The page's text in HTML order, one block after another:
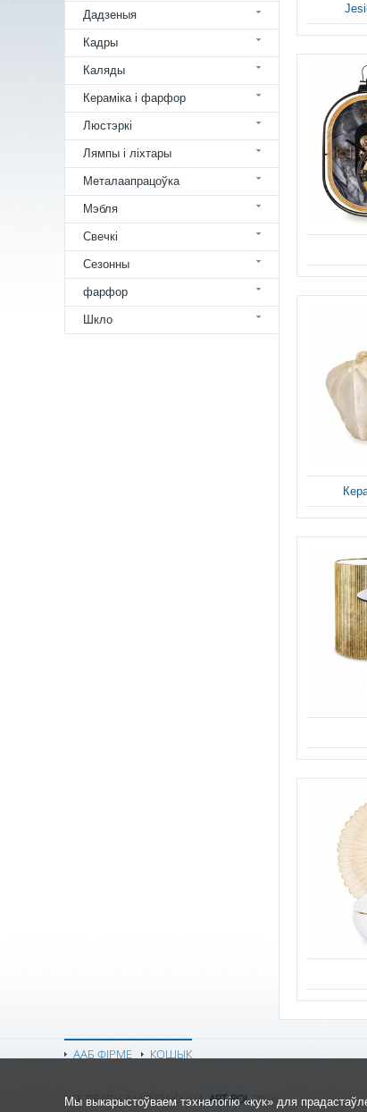
Дадзеныя
Кадры
Каляды
Кераміка і фарфор
Люстэркі
Лямпы і ліхтары
Металаапрацоўка
Мэбля
Свечкі
Сезонны
фарфор
Шкло
ААБ ФІРМЕ КОШЫК
УСЕ ПРАВЫ ЗАХОЎВАЮЦЦА,ART-POL2026.
Мы выкарыстоўваем тэхналогію «кук» для